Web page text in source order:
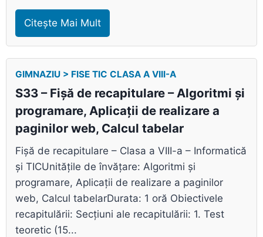
Citește Mai Mult
GIMNAZIU > FISE TIC CLASA A VIII-A
S33 – Fișă de recapitulare – Algoritmi și
programare, Aplicații de realizare a
paginilor web, Calcul tabelar
Fișă de recapitulare – Clasa a VIII-a – Informatică
și TICUnitățile de învățare: Algoritmi și
programare, Aplicații de realizare a paginilor
web, Calcul tabelarDurata: 1 oră Obiectivele
recapitulării: Secțiuni ale recapitulării: 1. Test
teoretic (15...